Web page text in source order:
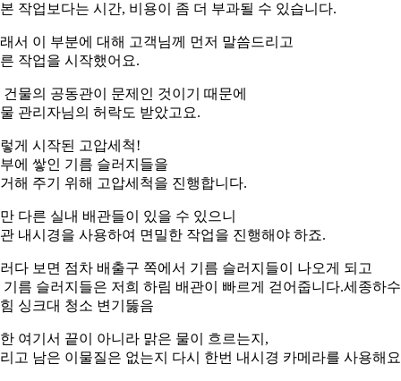
작업보다는 시간, 비용이 좀 더 부과될 수 있습니다.
서 이 부분에 대해 고객님께 먼저 말씀드리고
작업을 시작했어요.
건물의 공동관이 문제인 것이기 때문에
관리자님의 허락도 받았고요.
게 시작된 고압세척!
에 쌓인 기름 슬러지들을
해 주기 위해 고압세척을 진행합니다.
다른 실내 배관들이 있을 수 있으니
내시경을 사용하여 면밀한 작업을 진행해야 하죠.
다 보면 점차 배출구 쪽에서 기름 슬러지들이 나오게 되고
기름 슬러지들은 저희 하림 배관이 빠르게 걷어줍니다.세종하
싱크대 청소 변기뚫음
여기서 끝이 아니라 맑은 물이 흐르는지,
고 남은 이물질은 없는지 다시 한번 내시경 카메라를 사용해